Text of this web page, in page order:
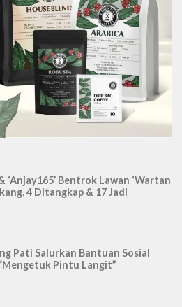
‘Anjay165’ Bentrok Lawan ‘Wartan
4 Ditangkap & 17 Jadi
Pati Salurkan Bantuan Sosial
Pintu Langit”